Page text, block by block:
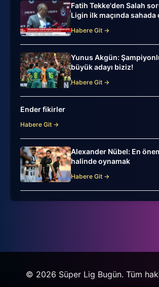
Fatih Tekke'den Salah
Ligin ilk maçında sahada
Habere Git →
Yunus Akgün:
büyük adayı biziz!
Habere Git →
Ender fikirler
Habere Git →
Alexander Nübel: En
halinde oynamak
Habere Git →
© 2026 Süper Lig Bugün. Tüm